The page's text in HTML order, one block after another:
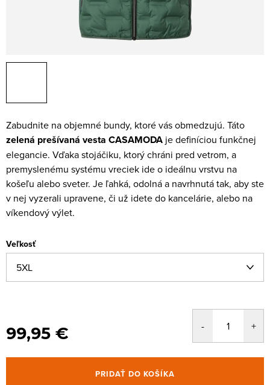
Zabudnite na objemné bundy, ktoré vás obmedzujú. Táto
zelená prešívaná vesta CASAMODA je definíciou funkčnej
elegancie. Vďaka stojáčiku, ktorý chráni pred vetrom, a
premyslenému systému vreciek ide o ideálnu vrstvu na
košeľu alebo sveter. Je ľahká, odolná a navrhnutá tak, aby ste
v nej vyzerali upravene, či už idete do kancelárie, alebo na
víkendový výlet.
Veľkosť
99,95 €
PRIDAŤ DO KOŠÍKA